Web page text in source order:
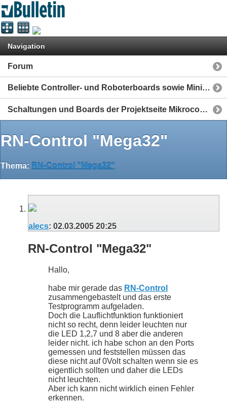
Navigation
Forum
Beliebte Controller- und Roboterboards sowie Mini-Computer
Schaltungen und Boards der Projektseite Mikrocontroller-Elektronik.de
RN-Control "Mega32"
Thema: RN-Control "Mega32"
alecs: 02.03.2005 20:25
RN-Control "Mega32"
Hallo,
habe mir gerade das RN-Control
zusammengebastelt und das erste
Testprogramm aufgeladen.
Doch die Lauflichtfunktion funktioniert
nicht so recht, denn leider leuchten nur
die LED 1,2,7 und 8 aber die anderen
leider nicht. ich habe schon an den Ports
gemessen und feststellen müssen das
diese nicht auf 0Volt schalten wenn sie es
eigentlich sollten und daher die LEDs
nicht leuchten.
Aber ich kann nicht wirklich einen Fehler
erkennen.